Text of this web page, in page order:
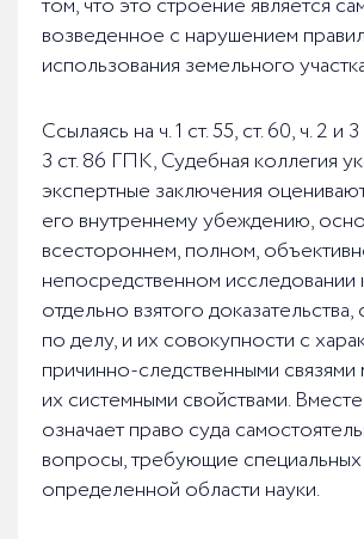
возведенное с нарушением
использования земельного
Ссылаясь на ч. 1 ст. 55, ст. 60, ч. 2 и 3
3 ст. 86 ГПК, Судебная коллегия
экспертные заключения
его внутреннему убеждению,
всестороннем, полном,
непосредственном исследовании
отдельно взятого
по делу, и их совокупности с
причинно-следственными
их системными свойствами.
означает право суда
вопросы, требующие специальных
определенной области науки.